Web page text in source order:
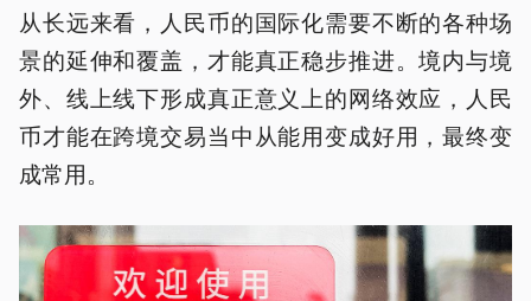
从长远来看，人民币的国际化需要不断的各种场
景的延伸和覆盖，才能真正稳步推进。境内与境
外、线上线下形成真正意义上的网络效应，人民
币才能在跨境交易当中从能用变成好用，最终变
成常用。